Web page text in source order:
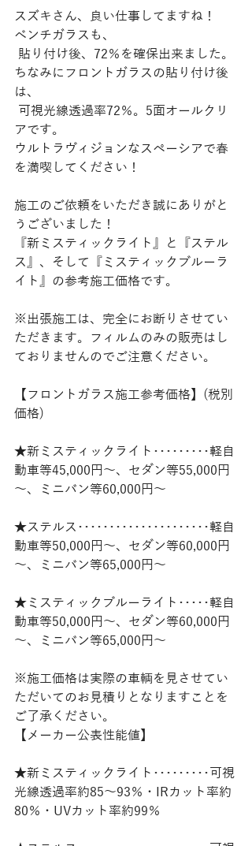
スズキさん、良い仕事してますね！
ベンチガラスも、
貼り付け後、72％を確保出来ました。
ちなみにフロントガラスの貼り付け後
は、
アです。
ウルトラヴィジョンなスペーシアで春
を満喫してください！
施工のご依頼をいただき誠にありがと
うございました！
『新ミスティックライト』と『ステル
ス』、そして『ミスティックブルーラ
イト』の参考施工価格です。
※出張施工は、完全にお断りさせてい
ただきます。フィルムのみの販売はし
ておりませんのでご注意ください。
【フロントガラス施工参考価格】(税別
価格)
★新ミスティックライト･････････軽自
動車等45,000円～、セダン等55,000円
～、ミニバン等60,000円～
★ステルス･････････････････････軽自
動車等50,000円～、セダン等60,000円
～、ミニバン等65,000円～
★ミスティックブルーライト･････軽自
動車等50,000円～、セダン等60,000円
～、ミニバン等65,000円～
※施工価格は実際の車輌を見させてい
ただいてのお見積りとなりますことを
ご了承ください。
【メーカー公表性能値】
★新ミスティックライト･････････可視
光線透過率約85～93％・IRカット率約
80％・UVカット率約99％